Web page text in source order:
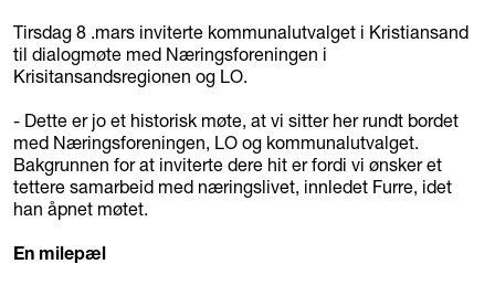
Tirsdag 8 .mars inviterte kommunalutvalget i Kristiansand
til dialogmøte med Næringsforeningen i
Krisitansandsregionen og LO.
- Dette er jo et historisk møte, at vi sitter her rundt bordet
med Næringsforeningen, LO og kommunalutvalget.
Bakgrunnen for at inviterte dere hit er fordi vi ønsker et
tettere samarbeid med næringslivet, innledet Furre, idet
han åpnet møtet.
En milepæl